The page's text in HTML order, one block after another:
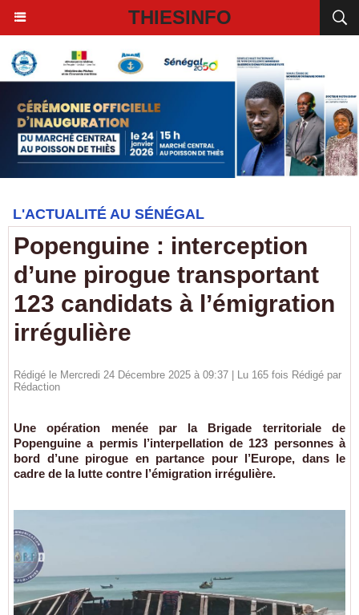
THIESINFO
L'ACTUALITÉ AU SÉNÉGAL
Popenguine : interception
d’une pirogue transportant
123 candidats à l’émigration
irrégulière
Rédigé le Mercredi 24 Décembre 2025 à 09:37 | Lu 165 fois Rédigé par
Rédaction
Une opération menée par la Brigade territoriale de
Popenguine a permis l’interpellation de 123 personnes à
bord d’une pirogue en partance pour l’Europe, dans le
cadre de la lutte contre l’émigration irrégulière.